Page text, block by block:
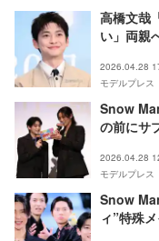
高橋文哉
い」両親
2026.04.28
モデルプレス
Snow
の前にサ
2026.04.28
モデルプレス
Snow
ィ”特殊